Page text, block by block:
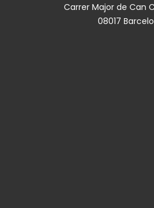
Carrer Major de Can
08017